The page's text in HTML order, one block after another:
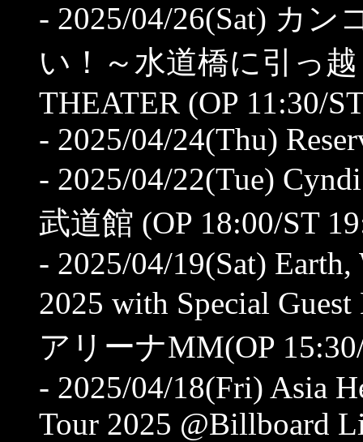
- 2025/04/26(Sat) カ
い！～水道橋に引っ
THEATER (OP 11:30/
- 2025/04/24(Thu)
- 2025/04/22(Tue)
武道館 (OP 18:00/ST
- 2025/04/19(Sat)
2025 with Special
アリーナMM(OP
- 2025/04/18(Fri) Asia
Tour 2025 @Billboard